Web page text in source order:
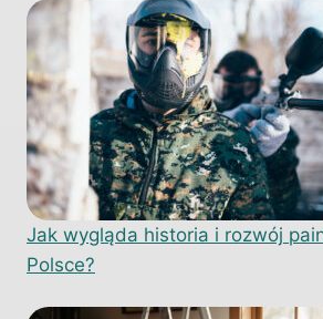
Jak wygląda historia i rozwój
Polsce?